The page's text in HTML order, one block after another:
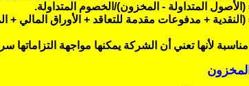
المتداولة - المخزون)/الخصوم المتداولة.
+ مدفوعات مقدمة للتعاقد + الأوراق
لأنها تعني أن الشركة يمكنها مواجهة التزاماتها